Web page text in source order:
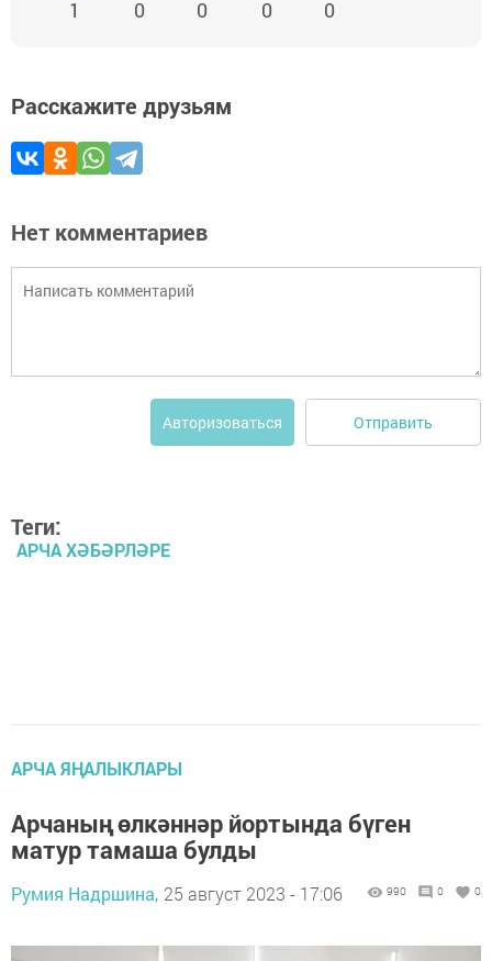
1 0 0 0 0
Расскажите друзьям
Нет комментариев
Авторизоваться Отправить
Теги:
АРЧА ХӘБӘРЛӘРЕ
АРЧА ЯҢАЛЫКЛАРЫ
Арчаның өлкәннәр йортында бүген
матур тамаша булды
Румия Надршина, 25 август 2023 - 17:06 990 0 0